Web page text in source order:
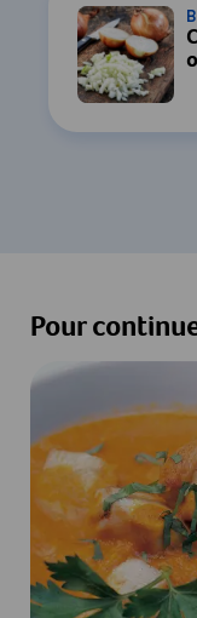
Pour